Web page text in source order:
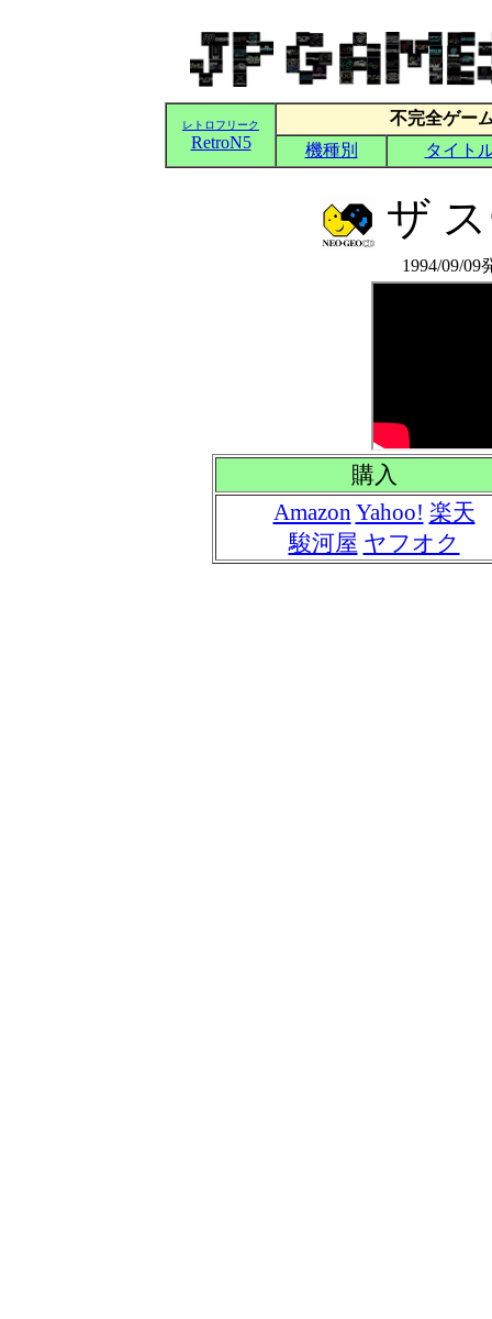
ザ
1994/09/
購入
Amazon Yahoo! 楽天
駿河屋 ヤフオク